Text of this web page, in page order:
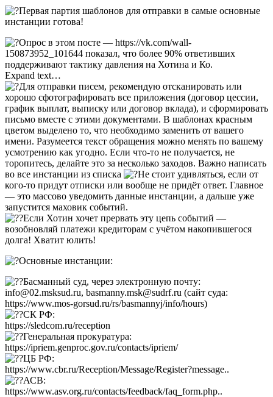
Первая партия шаблонов для отправки в самые основные
инстанции готова!
Опрос в этом посте — https://vk.com/wall-
150873952_101644 показал, что более 90% ответивших
поддерживают тактику давления на Хотина и Ко.
Expand text…
Для отправки писем, рекомендую отсканировать или
хорошо сфотографировать все приложения (договор цессии,
график выплат, выписку или договор вклада), и сформировать
письмо вместе с этими документами. В шаблонах красным
цветом выделено то, что необходимо заменить от вашего
имени. Разумеется текст обращения можно менять по вашему
усмотрению как угодно. Если что-то не получается, не
торопитесь, делайте это за несколько заходов. Важно написать
во все инстанции из списка
Не стоит удивляться, если от
кого-то придут отписки или вообще не придёт ответ. Главное
— это массово уведомить данные инстанции, а дальше уже
запустится маховик событий.
Если Хотин хочет прервать эту цепь событий —
возобновляй платежи кредиторам с учётом накопившегося
долга! Хватит юлить!
Основные инстанции:
Басманный суд, через электронную почту:
info@02.msksud.ru, basmanny.msk@sudrf.ru (сайт суда:
https://www.mos-gorsud.ru/rs/basmannyj/info/hours)
СК РФ:
https://sledcom.ru/reception
Генеральная прокуратура:
https://ipriem.genproc.gov.ru/contacts/ipriem/
ЦБ РФ:
https://www.cbr.ru/Reception/Message/Register?message..
АСВ:
https://www.asv.org.ru/contacts/feedback/faq_form.php..